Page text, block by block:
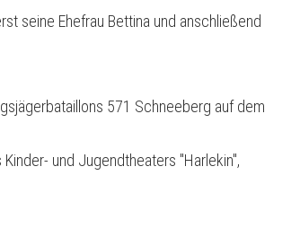
seine Ehefrau Bettina und anschließend
571 Schneeberg auf dem
und Jugendtheaters "Harlekin",